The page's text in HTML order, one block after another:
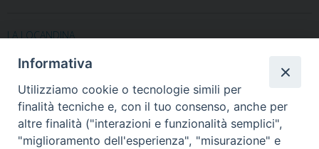
LA LOCANDINA
Informativa
Utilizziamo cookie o tecnologie simili per
finalità tecniche e, con il tuo consenso, anche per
altre finalità ("interazioni e funzionalità semplici",
"miglioramento dell'esperienza", "misurazione" e